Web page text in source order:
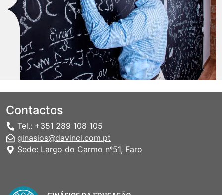
Contactos
Tel.: +351 289 108 105
ginasios@davinci.com.pt
Sede: Largo do Carmo nº51, Faro